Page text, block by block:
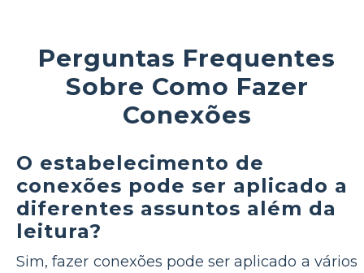
Perguntas Frequentes
Sobre Como Fazer
Conexões
O estabelecimento de
conexões pode ser aplicado a
diferentes assuntos além da
leitura?
Sim, fazer conexões pode ser aplicado a vários